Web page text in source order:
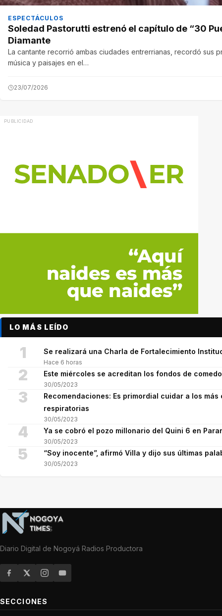
ESPECTÁCULOS
Soledad Pastorutti estrenó el capítulo de “30
Diamante
La cantante recorrió ambas ciudades entrerrianas, recordó sus
música y paisajes en el…
23/07/2026
LO MÁS LEÍDO
1 Se realizará una Charla de Fortalecimiento
Hace 6 horas
2 Este miércoles se acreditan los fondos de
30/05/2023
3
Recomendaciones: Es primordial cuidar a los
respiratorias
30/05/2023
4 Ya se cobró el pozo millonario del Quini 6 en
30/05/2023
5 “Soy inocente”, afirmó Villa y dijo sus últimas
30/05/2023
Diario Digital de Nogoyá Radios Productora
SECCIONES